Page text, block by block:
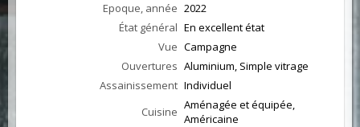
Epoque, année 2022
État général En excellent état
Vue Campagne
Ouvertures Aluminium, Simple vitrage
Assainissement Individuel
Cuisine Aménagée et équipée,
Américaine